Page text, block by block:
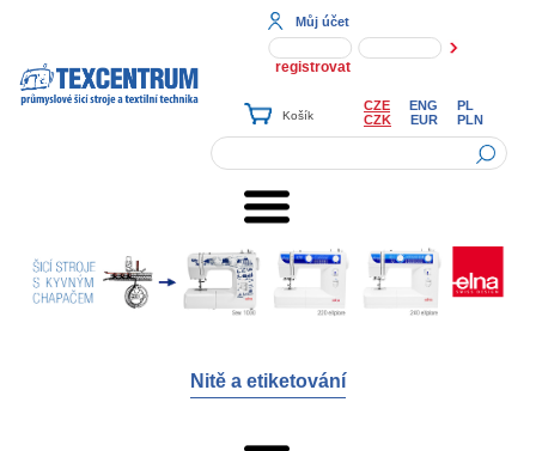
Můj účet
registrovat
CZE ENG
PL
CZK
EUR PLN
Nitě a etiketování